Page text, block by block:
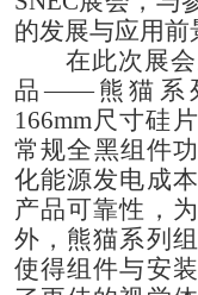
的发展与应用前
在此次展
品——熊猫系
166mm尺寸硅片
常规全黑组件
化能源发电成
产品可靠性，
外，熊猫系列
使得组件与安